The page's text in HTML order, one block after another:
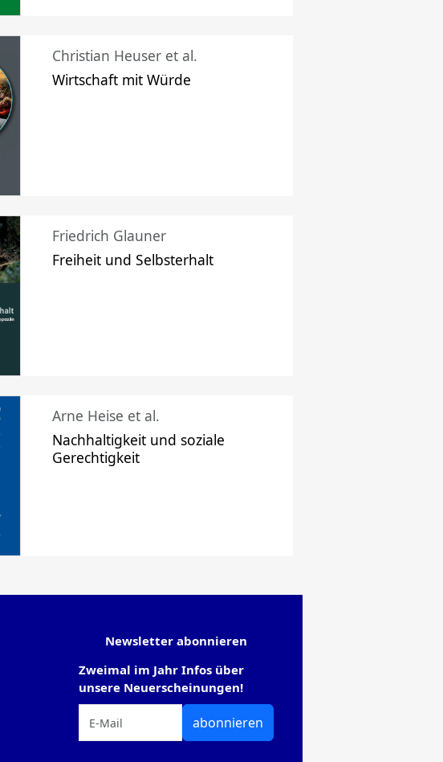
Christian Heuser et al.
Wirtschaft mit Würde
Friedrich Glauner
Freiheit und Selbsterhalt
Arne Heise et al.
Nachhaltigkeit und soziale
Gerechtigkeit
Newsletter abonnieren
Zweimal im Jahr Infos über
unsere Neuerscheinungen!
abonnieren